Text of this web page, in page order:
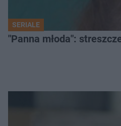
SERIALE
"Panna młoda":